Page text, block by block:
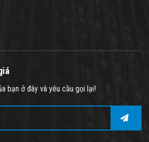
bạn ở đây và yêu cầu gọi lại!